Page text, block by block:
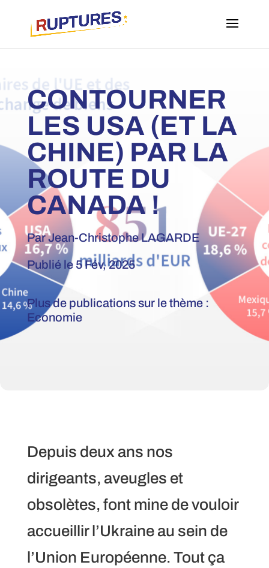
CONTOURNER
LES USA (ET LA
CHINE) PAR LA
ROUTE DU
CANADA !
Par Jean-Christophe LAGARDE
Publié le 5 Fév, 2025
Plus de publications sur le thème :
Economie
Depuis deux ans nos
dirigeants, aveugles et
obsolètes, font mine de vouloir
accueillir l’Ukraine au sein de
l’Union Européenne. Tout ça